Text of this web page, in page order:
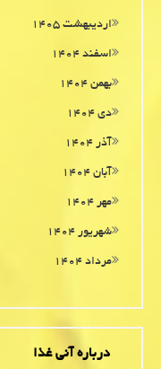
اردیبهشت ۱۴۰۵
اسفند ۱۴۰۴
بهمن ۱۴۰۴
دی ۱۴۰۴
آذر ۱۴۰۴
آبان ۱۴۰۴
مهر ۱۴۰۴
شهریور ۱۴۰۴
مرداد ۱۴۰۴
درباره آنی غذا